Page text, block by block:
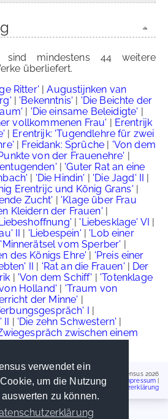
verwendet ein
um die Nutzung
zu können.
mindestens 44 weitere
überliefert.
Ritter' |Augustijnken van
| 'Bekenntnis' | 'Die Beichte der
| 'Die einsame Beleidigte' |
vollkommenen Frau' | Erentrijk
| Erentrijk: 'Tugendlehre für zwei
| Freidank: Sprüche | 'Von dem
von der Frauenehre' |
| 'Guter Rat an eine
| 'Die Hindin' | 'Die Jagd' II |
Erentrijc und König Grans' |
Zucht' | 'Klage über Frau
Kleidern der Frauen' |
| 'Liebesklage' VI |
II | 'Liebespein' | 'Lob einer
'Minnerätsel vom Sperber' |
des Königs Ehre' | 'Preis einer
II | 'Rat an die Frauen' | Der
| 'Von dem Schiff' | 'Totenklage
Holland' | 'Traum von
der Minne' |
I |
II | 'Die zehn Schwestern' |
zwischen einem
Handschriftencensus 2026
Impressum
Datenschutzerklärung